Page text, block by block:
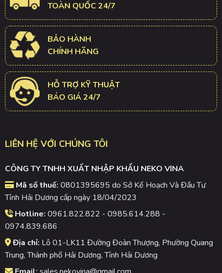
TOÀN QUỐC 24/7
BẢO HÀNH
CHÍNH HÃNG
HỖ TRỢ KỸ THUẬT
BÁO GIÁ 24/7
LIÊN HỆ VỚI CHÚNG TÔI
CÔNG TY TNHH XUẤT NHẬP KHẨU NEKO VINA
Mã số thuế: 0801395695 do Sở Kế Hoạch Và Đầu Tư
Tỉnh Hải Dương cấp ngày 18/04/2023
Hotline: 0961.822.822 - 0985.614.288 -
0974.839.686
Địa chỉ: Lô 01-LK11 Đường Đoàn Thượng, Phường Quang
Trung, Thành phố Hải Dương, Tỉnh Hải Dương